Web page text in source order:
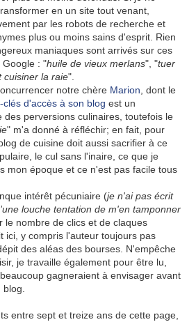
en un site tout venant,
par les robots de recherche et
plus ou moins sains d'esprit. Rien
maniaques sont arrivés sur ces
Google : "huile de vieux merlans", "tuer
cuisiner la raie".
notre chère Marion , dont le
d'accès à son blog est un
des perversions culinaires, toutefois le
" m'a donné à réfléchir; en fait, pour
de cuisine doit aussi sacrifier à ce
le cul sans l'inaire, ce que je
mon époque et ce n'est pas facile tous
intérêt pécuniaire (je n'ai pas écrit
louche tentation de m'en tamponner
le nombre de clics et de claques
ici, y compris l'auteur toujours pas
des aléas des bourses. N'empêche
je travaille également pour être lu,
gagneraient à envisager avant
entre sept et treize ans de cette page,